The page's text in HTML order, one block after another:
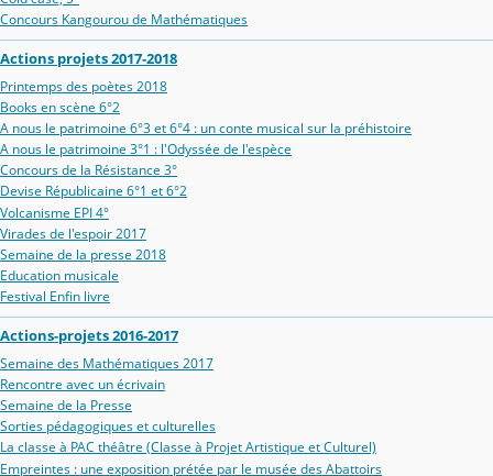
Concours Kangourou de Mathématiques
Actions projets 2017-2018
Printemps des poètes 2018
Books en scène 6°2
A nous le patrimoine 6°3 et 6°4 : un conte musical sur la préhistoire
A nous le patrimoine 3°1 : l'Odyssée de l'espèce
Concours de la Résistance 3°
Devise Républicaine 6°1 et 6°2
Volcanisme EPI 4°
Virades de l'espoir 2017
Semaine de la presse 2018
Education musicale
Festival Enfin livre
Actions-projets 2016-2017
Semaine des Mathématiques 2017
Rencontre avec un écrivain
Semaine de la Presse
Sorties pédagogiques et culturelles
La classe à PAC théâtre (Classe à Projet Artistique et Culturel)
Empreintes : une exposition prétée par le musée des Abattoirs